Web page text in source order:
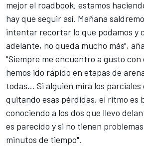
mejor el roadbook, estamos
hay que seguir así. Mañana
intentar recortar lo que podamos y
adelante, no queda mucho más",
"Siempre me encuentro a gusto con
hemos ido rápido en etapas de
todas... Si alguien mira los parciales
quitando esas pérdidas, el ritmo es
conociendo a los dos que llevo
es parecido y si no tienen
minutos de tiempo".